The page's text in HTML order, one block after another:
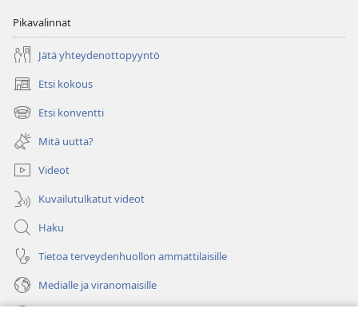
Pikavalinnat
Jätä yhteydenottopyyntö
Etsi kokous
(avaa
uuden
ikkunan)
Etsi konventti
(avaa
uuden
ikkunan)
Mitä uutta?
Videot
Kuvailutulkatut videot
Haku
Tietoa terveydenhuollon ammattilaisille
Medialle ja viranomaisille